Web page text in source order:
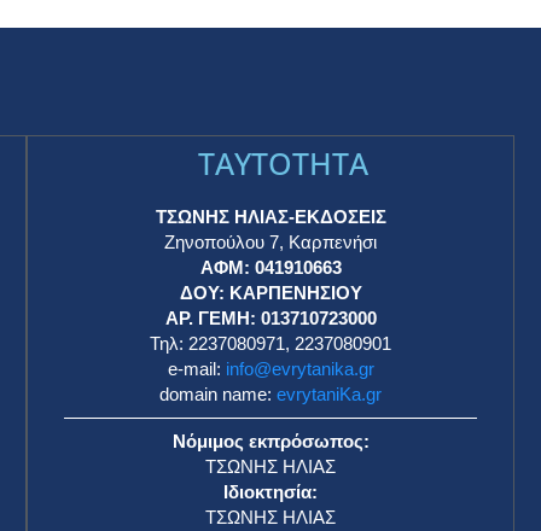
TAYTOTHTA
ΤΣΩΝΗΣ ΗΛΙΑΣ-ΕΚΔΟΣΕΙΣ
Ζηνοπούλου 7, Καρπενήσι
ΑΦΜ: 041910663
ΔΟΥ: ΚΑΡΠΕΝΗΣΙΟΥ
ΑΡ. ΓΕΜΗ: 013710723000
Τηλ: 2237080971, 2237080901
e-mail: info@evrytanika.gr
domain name: evrytaniKa.gr
Νόμιμος εκπρόσωπος:
ΤΣΩΝΗΣ ΗΛΙΑΣ
Ιδιοκτησία:
ΤΣΩΝΗΣ ΗΛΙΑΣ